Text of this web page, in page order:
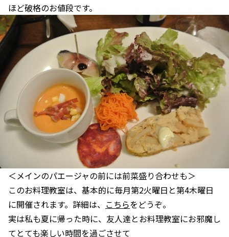
ほど破格のお値段です。
＜メインのパエージャの前には前菜盛り合わせも＞
このお料理教室は、基本的に毎月第2火曜日と第4木曜日
に開催されます。詳細は、 こちらをどうぞ。
実は私も夏に帰った時に、友人達とお料理教室にお邪魔し
てとても楽しい時間を過ごさせて